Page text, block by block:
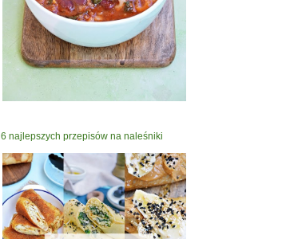
6 najlepszych przepisów na naleśniki